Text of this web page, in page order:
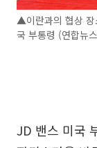
▲이란과의 협상 장
국 부통령 (연합뉴
JD 밴스 미국